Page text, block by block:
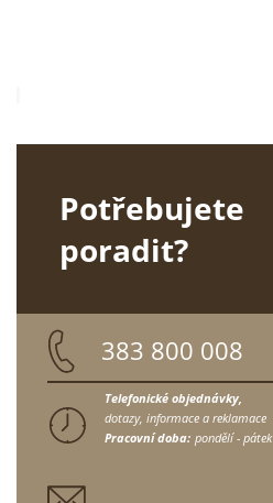
Potřebujete
poradit?
383 800 008
Telefonické objednávky,
dotazy, informace a reklamace
Pracovní doba: pondělí - pátek